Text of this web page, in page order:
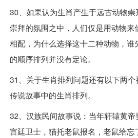
30、如果认为生肖产生于远古动物
崇拜的氛围之中，人们仅是用动物来
相配，为什么选择这十二种动物，
的顺序排列并没有定论。
31、关于生肖排列问题还有以下两
传说故事中的生肖排列。
32、汉族民间故事说：当年轩辕黄
宫廷卫士，猫托老鼠报名，老鼠给忘